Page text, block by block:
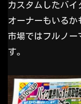
カスタムしたバイ
オーナーもいる
市場ではフルノー
す。